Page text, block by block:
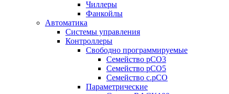
Чиллеры
Фанкойлы
Автоматика
Системы управления
Контроллеры
Свободно программируемые
Семейство pCO3
Семейство pCO5
Семейство c.pCO
Параметрические